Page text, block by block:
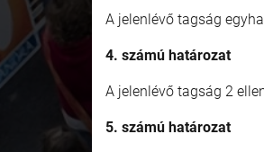
A jelenlévő tagság
4. számú határozat
A jelenlévő tagság 2
5. számú határozat